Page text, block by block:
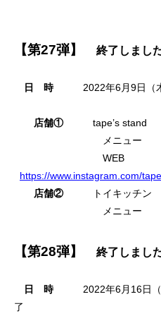
【第27弾】 終了しまし
日 時2022年6月9日（木
店舗①tape’s stand
メニュー フィッシ
WEB
https://www.instagram.com/
店舗②トイキッチ
メニュー タコラ
【第28弾】 終了しまし
日 時2022年6月16日（
了